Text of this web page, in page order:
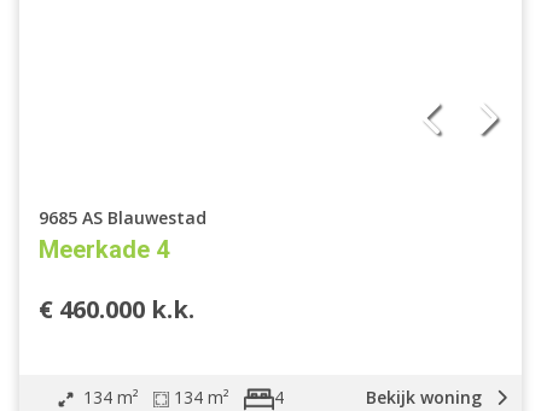
Verspringend
Woonhuis
Appartement
Nieuwbouw
9685 AS Blauwestad
Meerkade 4
€ 460.000 k.k.
134 m² 134 m² 4 Bekijk woning